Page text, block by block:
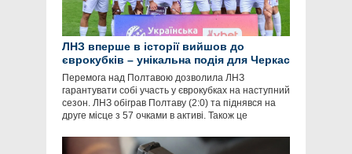
ЛНЗ вперше в історії вийшов до
єврокубків – унікальна подія для Черкас
Перемога над Полтавою дозволила ЛНЗ
гарантувати собі участь у єврокубках на наступний
сезон. ЛНЗ обіграв Полтаву (2:0) та піднявся на
друге місце з 57 очками в активі. Також це